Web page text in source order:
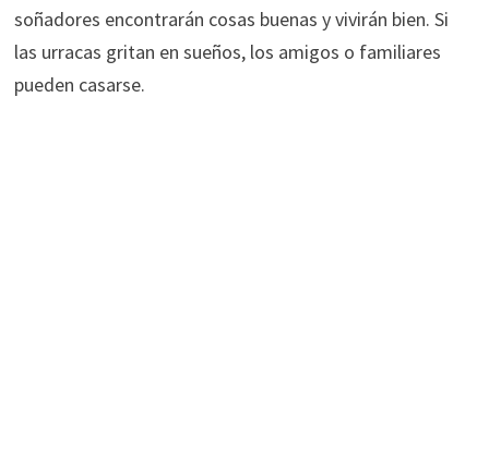
soñadores encontrarán cosas buenas y vivirán bien. Si
las urracas gritan en sueños, los amigos o familiares
pueden casarse.